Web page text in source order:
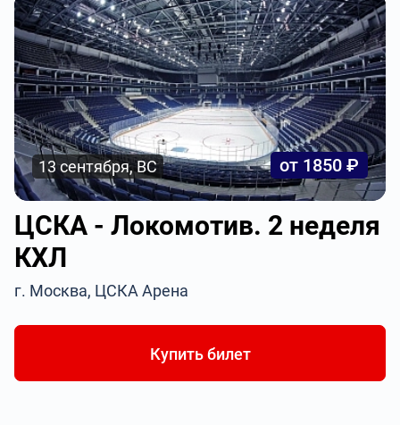
13 сентября, ВС от 1850 ₽
ЦСКА - Локомотив. 2 неделя
КХЛ
г. Москва, ЦСКА Арена
Купить билет